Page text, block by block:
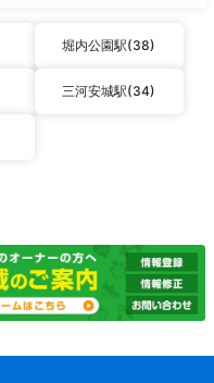
堀内公園駅(38)
三河安城駅(34)